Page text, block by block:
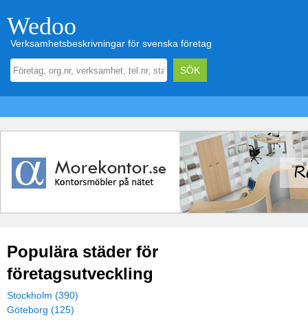
Wedoo
Verksamhetsbeskrivningar för svenska företag
Populära städer för
företagsutveckling
Stockholm (390)
Göteborg (125)